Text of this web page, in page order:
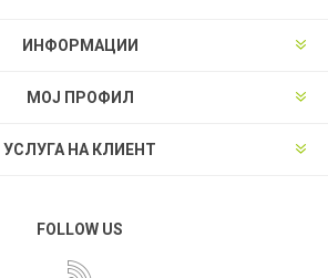
ИНФОРМАЦИИ
МОЈ ПРОФИЛ
УСЛУГА НА КЛИЕНТ
FOLLOW US